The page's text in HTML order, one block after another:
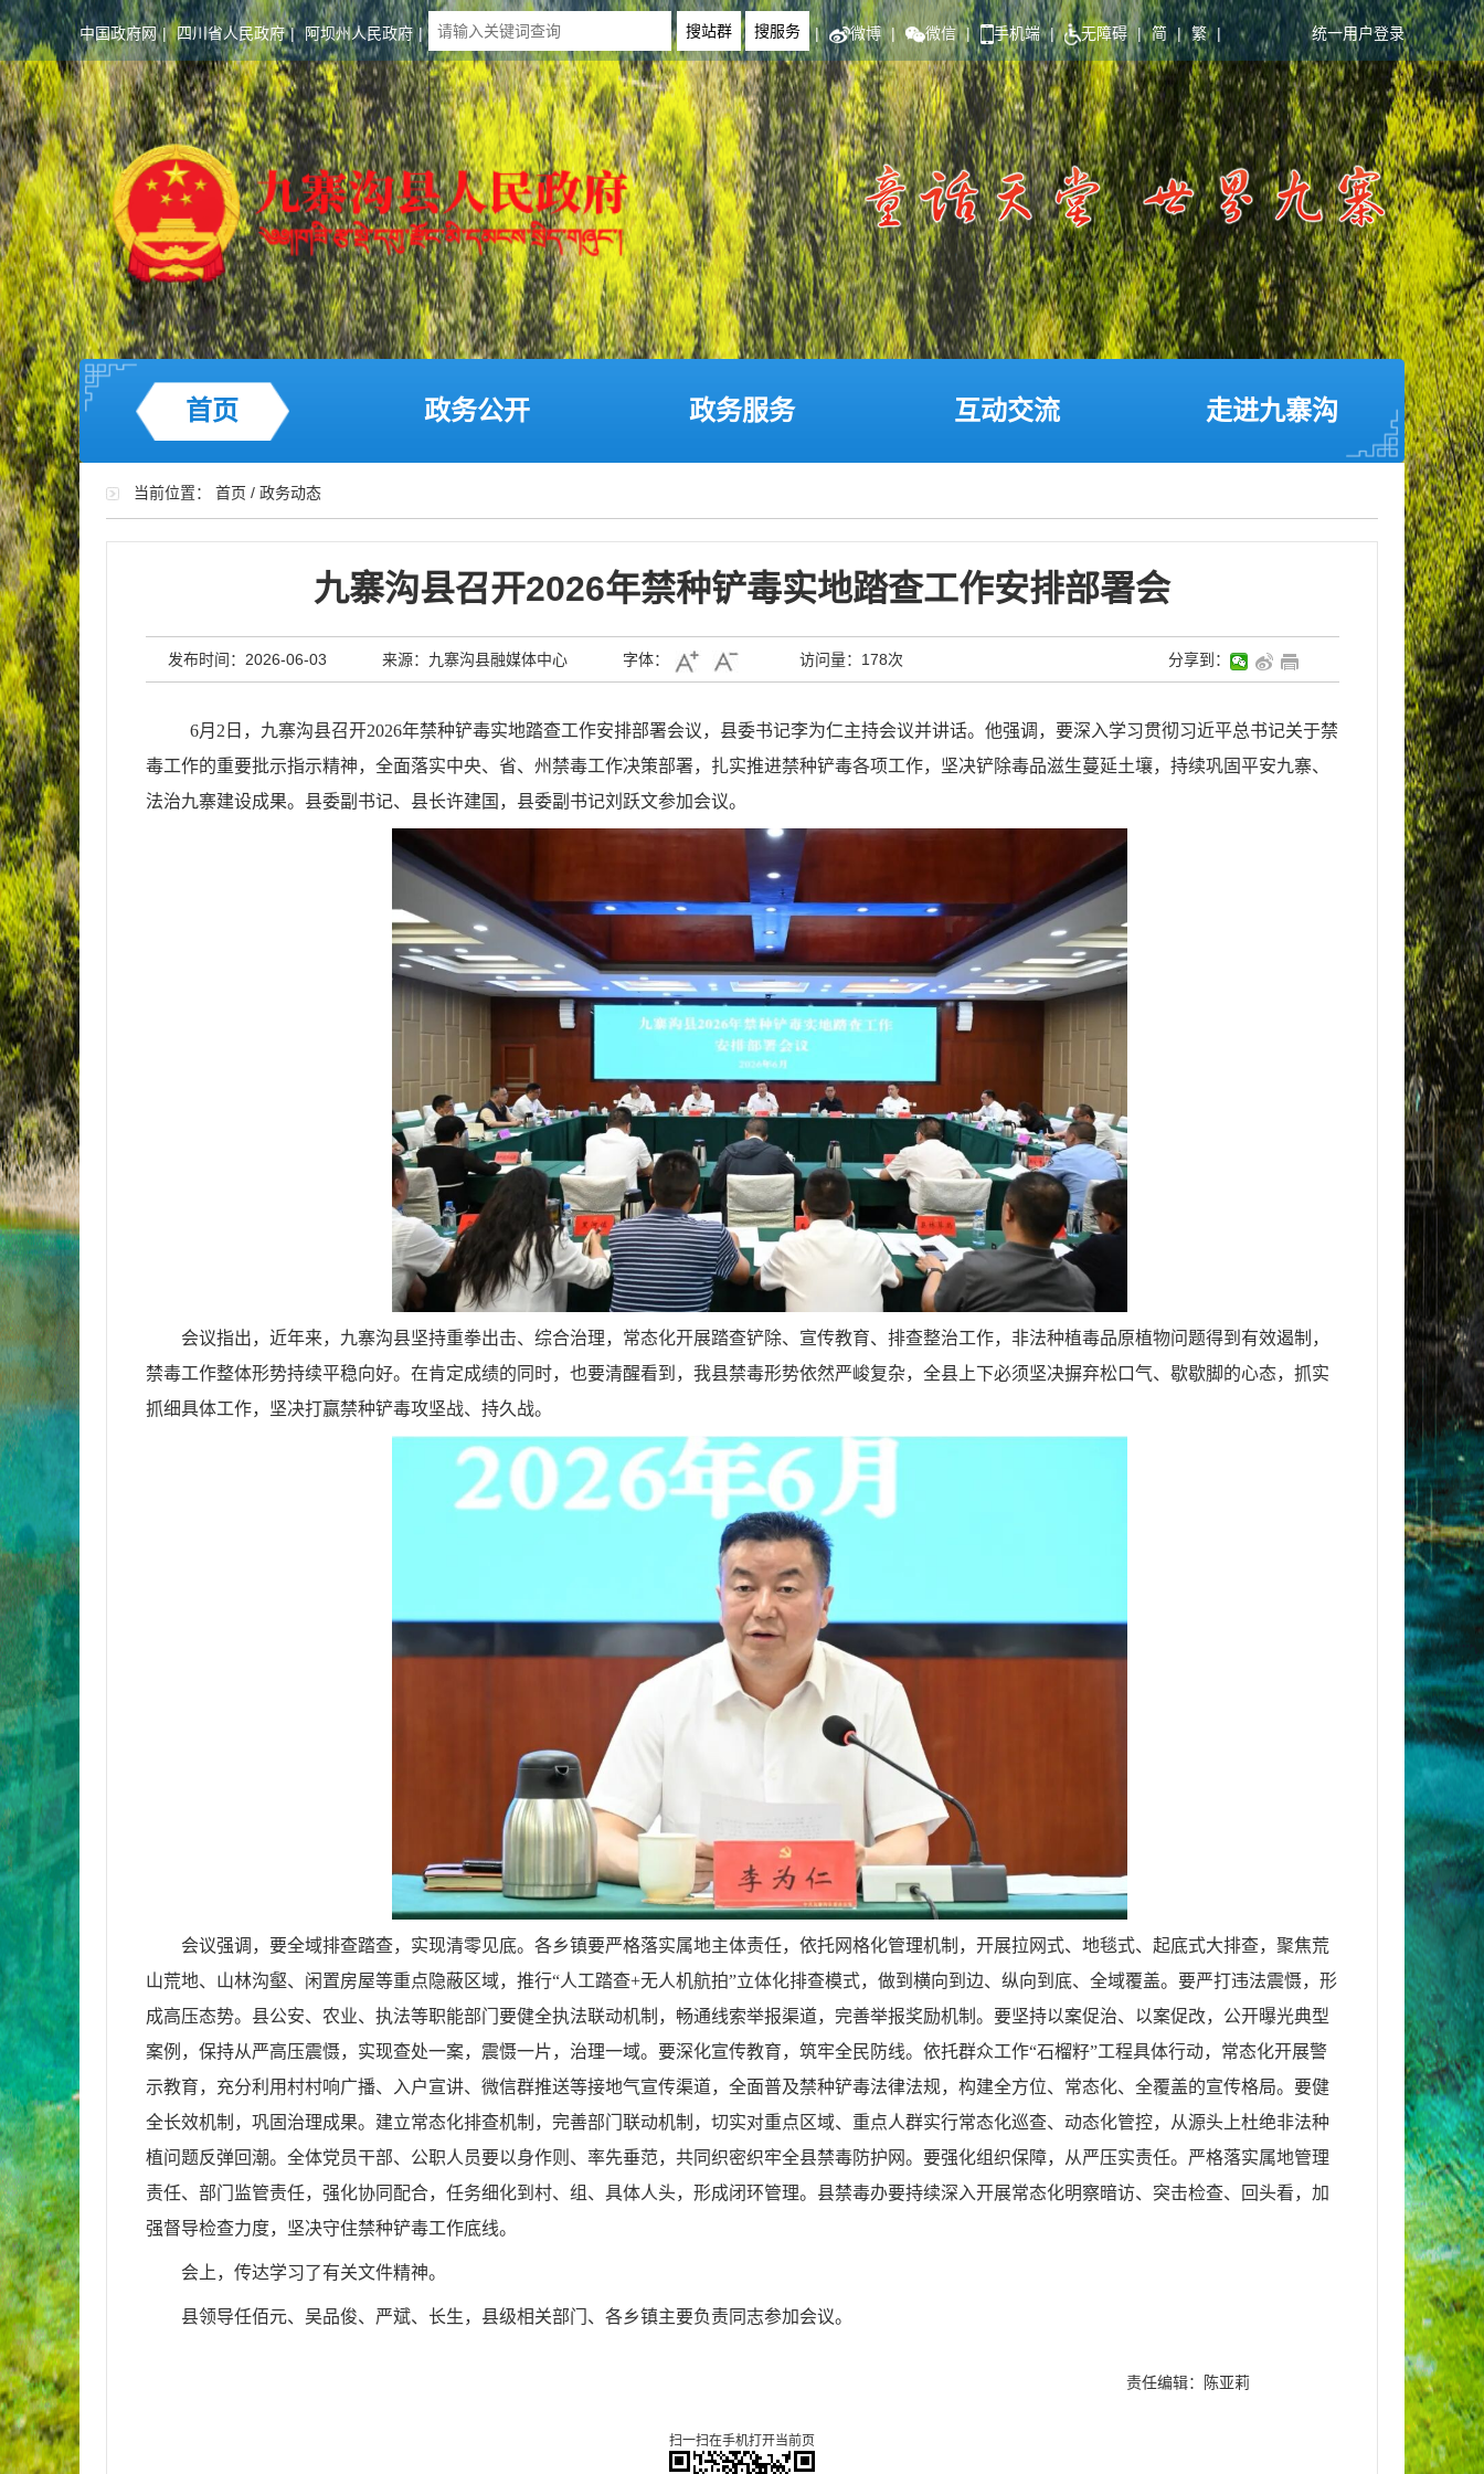
中国政府网 | 四川省人民政府 | 阿坝州人民政府 | | 微博 | 微信 | 手机端 | 无障碍 | 简 | 繁 | 统一用户登录
首页 政务公开 政务服务 互动交流 走进九寨沟
当前位置： 首页 / 政务动态
九寨沟县召开2026年禁种铲毒实地踏查工作安排部署会
发布时间：2026-06-03 来源：九寨沟县融媒体中心 字体： 访问量： 178次 分享到：
6月2日，九寨沟县召开2026年禁种铲毒实地踏查工作安排部署会议，县委书记李为仁主持会议并讲话。他强调，要深入学习贯彻习近平总书记关于禁
毒工作的重要批示指示精神，全面落实中央、省、州禁毒工作决策部署，扎实推进禁种铲毒各项工作，坚决铲除毒品滋生蔓延土壤，持续巩固平安九寨、
法治九寨建设成果。县委副书记、县长许建国，县委副书记刘跃文参加会议。
会议指出，近年来，九寨沟县坚持重拳出击、综合治理，常态化开展踏查铲除、宣传教育、排查整治工作，非法种植毒品原植物问题得到有效遏制，
禁毒工作整体形势持续平稳向好。在肯定成绩的同时，也要清醒看到，我县禁毒形势依然严峻复杂，全县上下必须坚决摒弃松口气、歇歇脚的心态，抓实
抓细具体工作，坚决打赢禁种铲毒攻坚战、持久战。
会议强调，要全域排查踏查，实现清零见底。各乡镇要严格落实属地主体责任，依托网格化管理机制，开展拉网式、地毯式、起底式大排查，聚焦荒
山荒地、山林沟壑、闲置房屋等重点隐蔽区域，推行“人工踏查+无人机航拍”立体化排查模式，做到横向到边、纵向到底、全域覆盖。要严打违法震慑，形
成高压态势。县公安、农业、执法等职能部门要健全执法联动机制，畅通线索举报渠道，完善举报奖励机制。要坚持以案促治、以案促改，公开曝光典型
案例，保持从严高压震慑，实现查处一案，震慑一片，治理一域。要深化宣传教育，筑牢全民防线。依托群众工作“石榴籽”工程具体行动，常态化开展警
示教育，充分利用村村响广播、入户宣讲、微信群推送等接地气宣传渠道，全面普及禁种铲毒法律法规，构建全方位、常态化、全覆盖的宣传格局。要健
全长效机制，巩固治理成果。建立常态化排查机制，完善部门联动机制，切实对重点区域、重点人群实行常态化巡查、动态化管控，从源头上杜绝非法种
植问题反弹回潮。全体党员干部、公职人员要以身作则、率先垂范，共同织密织牢全县禁毒防护网。要强化组织保障，从严压实责任。严格落实属地管理
责任、部门监管责任，强化协同配合，任务细化到村、组、具体人头，形成闭环管理。县禁毒办要持续深入开展常态化明察暗访、突击检查、回头看，加
强督导检查力度，坚决守住禁种铲毒工作底线。
会上，传达学习了有关文件精神。
县领导任佰元、吴品俊、严斌、长生，县级相关部门、各乡镇主要负责同志参加会议。
责任编辑：陈亚莉
扫一扫在手机打开当前页